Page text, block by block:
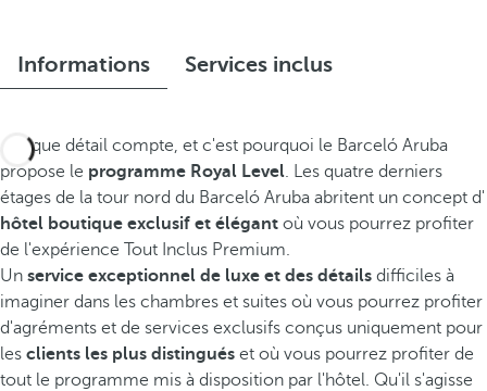
Informations Services inclus
Chaque détail compte, et c'est pourquoi le Barceló Aruba
propose le programme Royal Level. Les quatre derniers
étages de la tour nord du Barceló Aruba abritent un concept d'
hôtel boutique exclusif et élégant où vous pourrez profiter
de l'expérience Tout Inclus Premium.
Un service exceptionnel de luxe et des détails difficiles à
imaginer dans les chambres et suites où vous pourrez profiter
d'agréments et de services exclusifs conçus uniquement pour
les clients les plus distingués et où vous pourrez profiter de
tout le programme mis à disposition par l'hôtel. Qu'il s'agisse